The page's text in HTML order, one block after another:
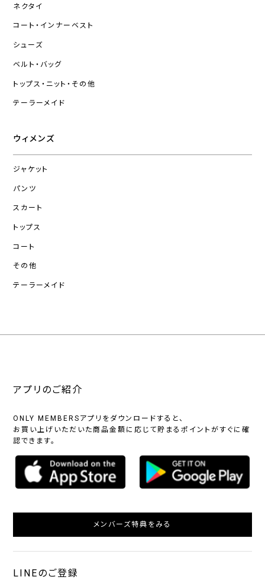
ネクタイ
コート・インナーベスト
シューズ
ベルト・バッグ
トップス・ニット・その他
テーラーメイド
ウィメンズ
ジャケット
パンツ
スカート
トップス
コート
その他
テーラーメイド
アプリのご紹介
ONLY MEMBERSアプリをダウンロードすると、
お買い上げいただいた商品金額に応じて貯まるポイントがすぐに確
認できます。
メンバーズ特典をみる
LINEのご登録